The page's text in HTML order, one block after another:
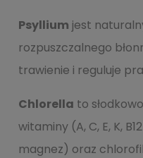
Psyllium jest
rozpuszczalnego
trawienie i reguluje
Chlorella to
witaminy (A, C, E, K,
magnez) oraz